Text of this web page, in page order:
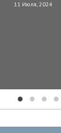
11 Июля, 2024